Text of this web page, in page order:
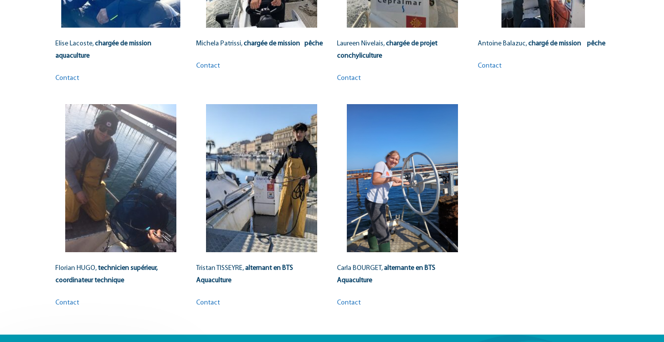
Elise Lacoste,chargée de mission
aquaculture
Contact
Michela Patrissi,chargée de mission pêche
Contact
Laureen Nivelais,chargée de projet
conchyliculture
Contact
Antoine Balazuc,chargé de mission pêche
Contact
Florian HUGO,technicien supérieur,
coordinateur technique
Contact
Tristan TISSEYRE,alternant en BTS
Aquaculture
Contact
Carla BOURGET,alternante en BTS
Aquaculture
Contact